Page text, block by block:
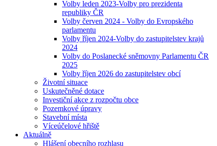
Volby leden 2023-Volby pro prezidenta
republiky ČR
Volby červen 2024 - Volby do Evropského
parlamentu
Volby říjen 2024-Volby do zastupitelstev krajů
2024
Volby do Poslanecké sněmovny Parlamentu ČR
2025
Volby říjen 2026 do zastupitelstev obcí
Životní situace
Uskutečněné dotace
Investiční akce z rozpočtu obce
Pozemkové úpravy
Stavební místa
Víceúčelové hřiště
Aktuálně
Hlášení obecního rozhlasu